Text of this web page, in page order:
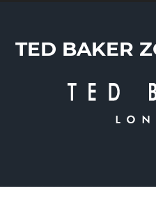
TED BAKER